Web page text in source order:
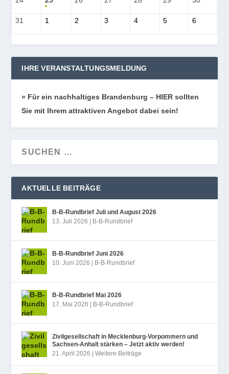
31 1 2 3 4 5 6
IHRE VERANSTALTUNGSMELDUNG
» Für ein nach­hal­ti­ges Bran­den­burg – HIER soll­ten
Sie mit Ihrem attrak­ti­ven Ange­bot dabei sein!
AKTUELLE BEITRÄGE
B‑B-Rundbrief Juli und August 2026
13. Juli 2026 | B-B-Rundbrief
B‑B-Rundbrief Juni 2026
10. Juni 2026 | B-B-Rundbrief
B‑B-Rundbrief Mai 2026
17. Mai 2026 | B-B-Rundbrief
Zivilgesellschaft in Mecklenburg-Vorpommern und
Sachsen-Anhalt stärken – Jetzt aktiv werden!
21. April 2026 |Weitere Beiträge